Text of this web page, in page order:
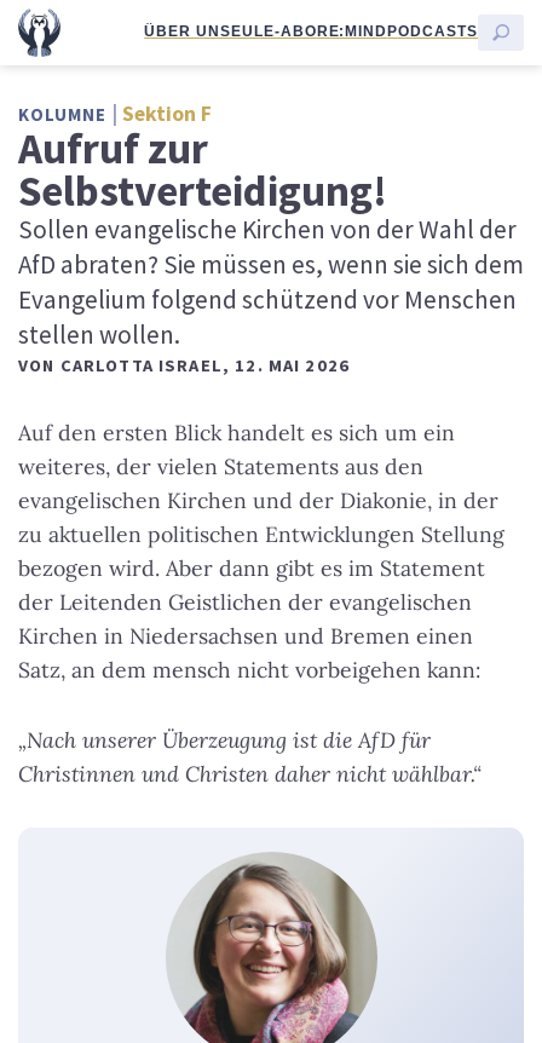
ÜBER UNSEULE-ABORE:MINDPODCASTS
KOLUMNE Sektion F
Aufruf zur
Selbstverteidigung!
Sollen evangelische Kirchen von der Wahl der
AfD abraten? Sie müssen es, wenn sie sich dem
Evangelium folgend schützend vor Menschen
stellen wollen.
VON CARLOTTA ISRAEL, 12. MAI 2026
Auf den ersten Blick handelt es sich um ein
weiteres, der vielen Statements aus den
evangelischen Kirchen und der Diakonie, in der
zu aktuellen politischen Entwicklungen Stellung
bezogen wird. Aber dann gibt es im Statement
der Leitenden Geistlichen der evangelischen
Kirchen in Niedersachsen und Bremen einen
Satz, an dem mensch nicht vorbeigehen kann:
„Nach unserer Überzeugung ist die AfD für
Christinnen und Christen daher nicht wählbar.“